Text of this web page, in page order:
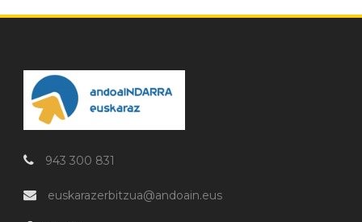
943 300 831
euskarazerbitzua@andoain.eus